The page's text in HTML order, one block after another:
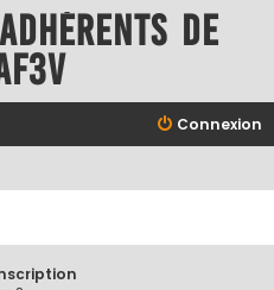
de
Connexion